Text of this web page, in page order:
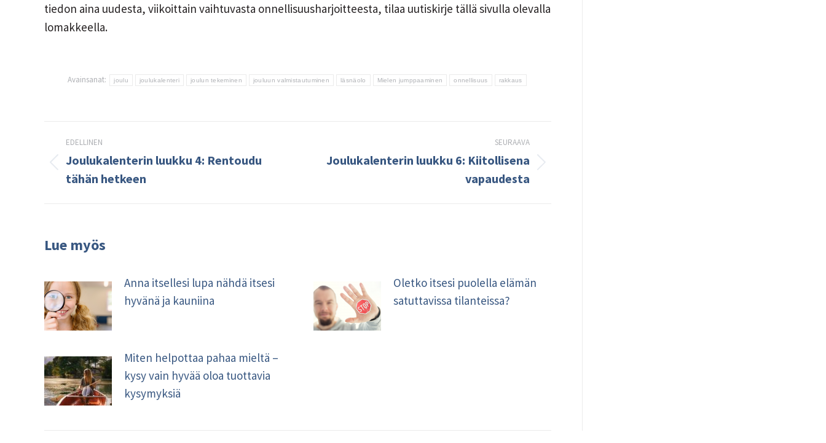
tiedon aina uudesta, viikoittain vaihtuvasta onnellisuusharjoitteesta, tilaa uutiskirje tällä sivulla olevalla
lomakkeella.
Avainsanat: joulu joulukalenteri joulun tekeminen jouluun valmistautuminen läsnäolo Mielen jumppaaminen onnellisuus rakkaus
navigation
EDELLINEN
kirjoitus:
Joulukalenterin luukku 4: Rentoudu
tähän hetkeen
SEURAAVA
Joulukalenterin luukku 6: Kiitollisena
vapaudesta
Lue myös
Anna itsellesi lupa nähdä itsesi
hyvänä ja kauniina
Oletko itsesi puolella elämän
satuttavissa tilanteissa?
Miten helpottaa pahaa mieltä –
kysy vain hyvää oloa tuottavia
kysymyksiä